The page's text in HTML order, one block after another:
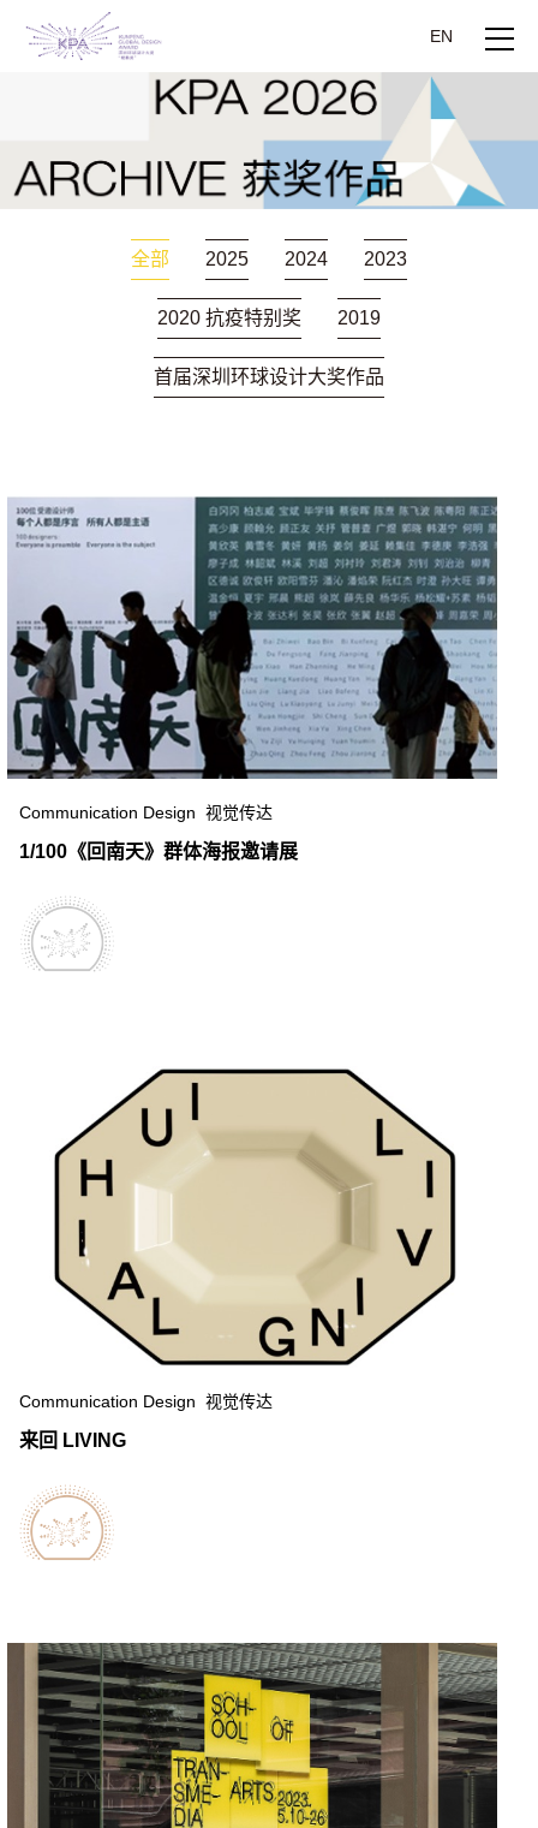
EN
全部 2025 2024 2023
2020 抗疫特别奖 2019
首届深圳环球设计大奖作品
Communication Design 视觉传达
1/100《回南天》群体海报邀请展
Communication Design 视觉传达
来回 LIVING